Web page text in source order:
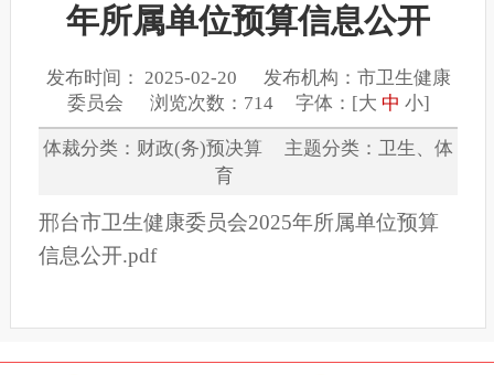
年所属单位预算信息公开
发布时间： 2025-02-20 发布机构：市卫生健康
委员会 浏览次数：714 字体：[大 中 小]
体裁分类：财政(务)预决算 主题分类：卫生、体
育
邢台市卫生健康委员会2025年所属单位预算
信息公开.pdf